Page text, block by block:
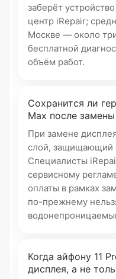
заберёт
центр iRepair;
Москве — около
бесплатной
объём работ.
Сохранится ли
Max после
При замене
слой, защищающий
Специалисты
сервисному
оплаты в рамках
по-прежнему
Когда айфону 11
дисплея, а не